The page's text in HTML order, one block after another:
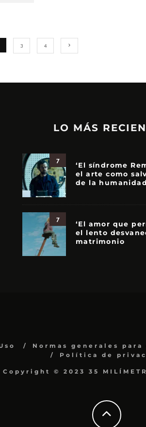
3 4
LO MÁS
7
‘El síndrome
el arte como
de la humanidad
7
‘El amor que
el lento
matrimonio
Normas generales
Política de
Copyright © 2023 35